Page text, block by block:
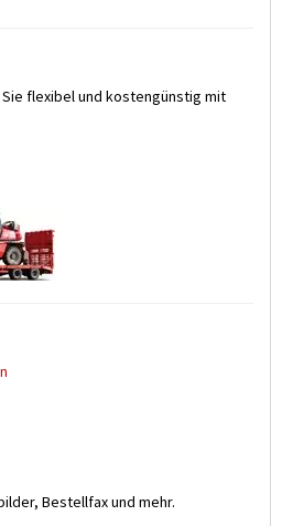
flexibel und kostengünstig mit
Bestellfax und mehr.